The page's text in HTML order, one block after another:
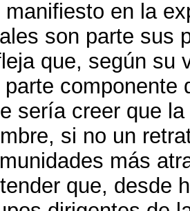
manifiesto en la
son parte sus
que, según su
parte componente
sería creer que
si no un
más
que, desde